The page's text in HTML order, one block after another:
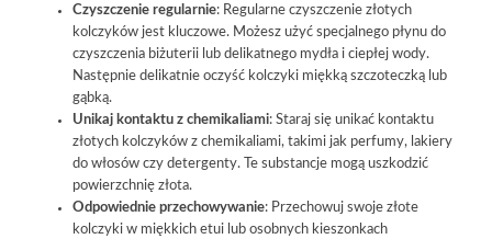
Czyszczenie regularnie: Regularne czyszczenie złotych
kolczyków jest kluczowe. Możesz użyć specjalnego płynu do
czyszczenia biżuterii lub delikatnego mydła i ciepłej wody.
Następnie delikatnie oczyść kolczyki miękką szczoteczką lub
gąbką.
Unikaj kontaktu z chemikaliami: Staraj się unikać kontaktu
złotych kolczyków z chemikaliami, takimi jak perfumy, lakiery
do włosów czy detergenty. Te substancje mogą uszkodzić
powierzchnię złota.
Odpowiednie przechowywanie: Przechowuj swoje złote
kolczyki w miękkich etui lub osobnych kieszonkach